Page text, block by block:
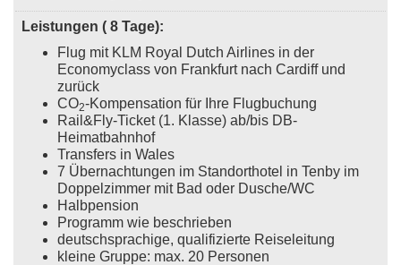
Leistungen ( 8 Tage):
Flug mit KLM Royal Dutch Airlines in der
Economyclass von Frankfurt nach Cardiff und
zurück
CO2-Kompensation für Ihre Flugbuchung
Rail&Fly-Ticket (1. Klasse) ab/bis DB-
Heimatbahnhof
Transfers in Wales
7 Übernachtungen im Standorthotel in Tenby im
Doppelzimmer mit Bad oder Dusche/WC
Halbpension
Programm wie beschrieben
deutschsprachige, qualifizierte Reiseleitung
kleine Gruppe: max. 20 Personen